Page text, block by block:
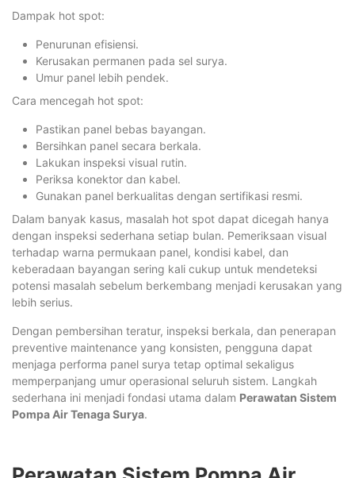
Dampak hot spot:
Penurunan efisiensi.
Kerusakan permanen pada sel surya.
Umur panel lebih pendek.
Cara mencegah hot spot:
Pastikan panel bebas bayangan.
Bersihkan panel secara berkala.
Lakukan inspeksi visual rutin.
Periksa konektor dan kabel.
Gunakan panel berkualitas dengan sertifikasi resmi.
Dalam banyak kasus, masalah hot spot dapat dicegah hanya
dengan inspeksi sederhana setiap bulan. Pemeriksaan visual
terhadap warna permukaan panel, kondisi kabel, dan
keberadaan bayangan sering kali cukup untuk mendeteksi
potensi masalah sebelum berkembang menjadi kerusakan yang
lebih serius.
Dengan pembersihan teratur, inspeksi berkala, dan penerapan
preventive maintenance yang konsisten, pengguna dapat
menjaga performa panel surya tetap optimal sekaligus
memperpanjang umur operasional seluruh sistem. Langkah
sederhana ini menjadi fondasi utama dalam Perawatan Sistem
Pompa Air Tenaga Surya.